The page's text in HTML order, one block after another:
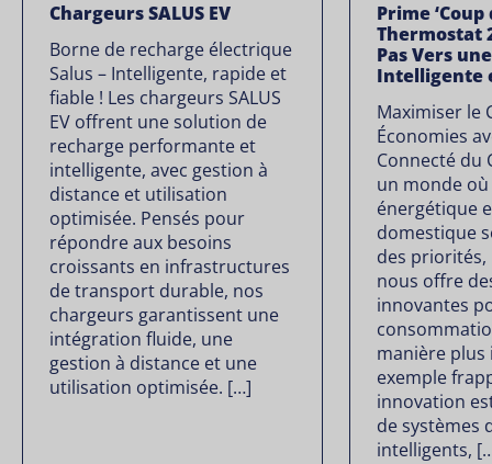
Chargeurs SALUS EV
Borne de recharge électrique
Salus – Intelligente, rapide et
fiable ! Les chargeurs SALUS
EV offrent une solution de
recharge performante et
intelligente, avec gestion à
distance et utilisation
optimisée. Pensés pour
répondre aux besoins
croissants en infrastructures
de transport durable, nos
chargeurs garantissent une
intégration fluide, une
gestion à distance et une
utilisation optimisée. […]
Prime ‘Coup
Thermostat
Pas Vers
Intelligente
Maximiser le
Économies
Connecté du
un monde où
énergétique
domestique
des
nous offre
innovantes
manière plus
exemple
innovation
de systèmes
intelligents,